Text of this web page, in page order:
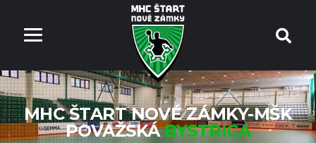
MHC ŠTART NOVÉ ZÁMKY-MŠK
POVAŽSKÁBYSTRICA